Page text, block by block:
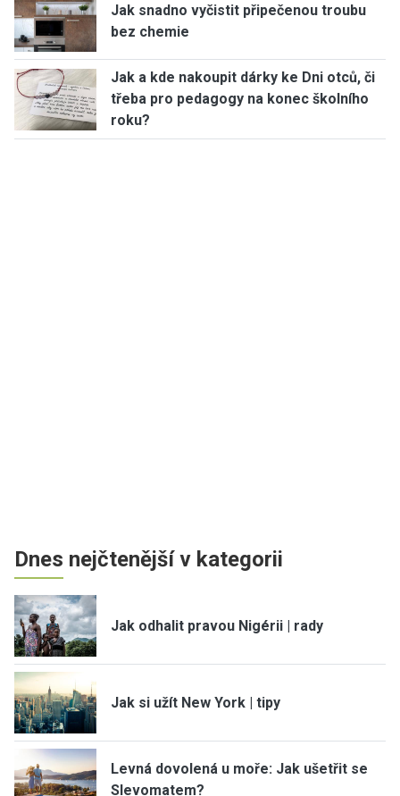
Jak snadno vyčistit připečenou troubu
bez chemie
Jak a kde nakoupit dárky ke Dni otců, či
třeba pro pedagogy na konec školního
roku?
Dnes nejčtenější v kategorii
Jak odhalit pravou Nigérii | rady
Jak si užít New York | tipy
Levná dovolená u moře: Jak ušetřit se
Slevomatem?